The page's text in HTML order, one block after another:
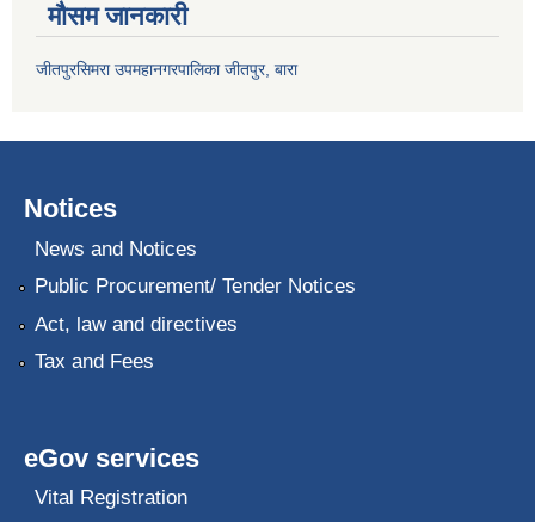
मौसम जानकारी
जीतपुरसिमरा उपमहानगरपालिका जीतपुर, बारा
Notices
News and Notices
Public Procurement/ Tender Notices
Act, law and directives
Tax and Fees
eGov services
Vital Registration